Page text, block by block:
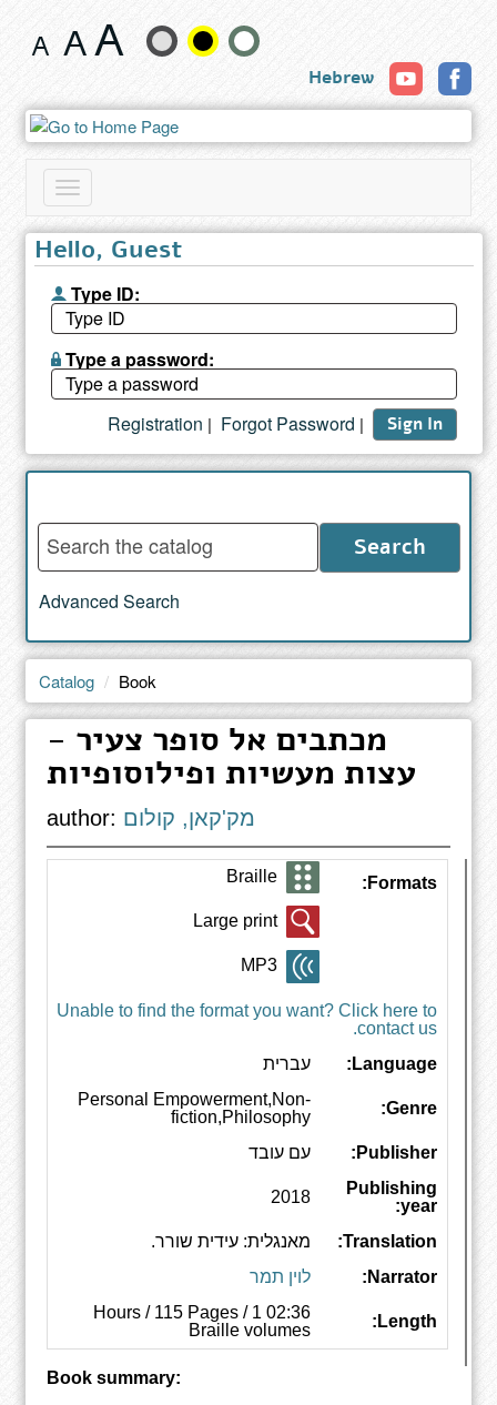
Change
size
and
color
Hebrew
Toggle
navigation
Hello, Guest
Type ID:
Type a password:
Sign In
|
Forgot Password
|
Registration
Enter
words
to
search
catalog
Search
Advanced Search
Catalog Book
מכתבים אל סופר צעיר -
עצות מעשיות ופילוסופיות
author: מק'קאן, קולום
Formats:
Large print
Unable to find the format you want? Click here to
contact us.
Language:
עברית
Genre:
Personal Empowerment,Non-
fiction,Philosophy
Publisher:
עם עובד
Publishing
year:
2018
Translation:
מאנגלית: עידית שורר.
Narrator:
לוין תמר
Length:
02:36 Hours / 115 Pages / 1
Braille volumes
Book summary: